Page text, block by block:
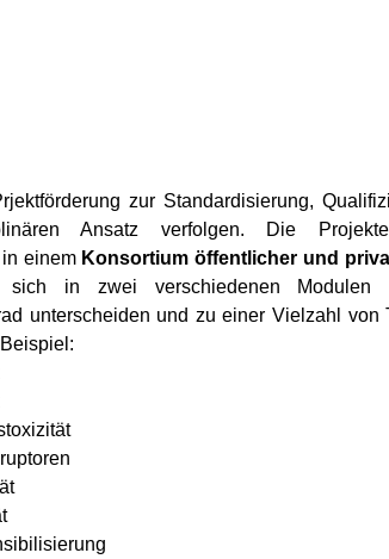
zur Standardisierung,
Ansatz verfolgen. Die
in einem Konsortium öffentlicher und
sich in zwei verschiedenen
unterscheiden und zu einer Vielzahl